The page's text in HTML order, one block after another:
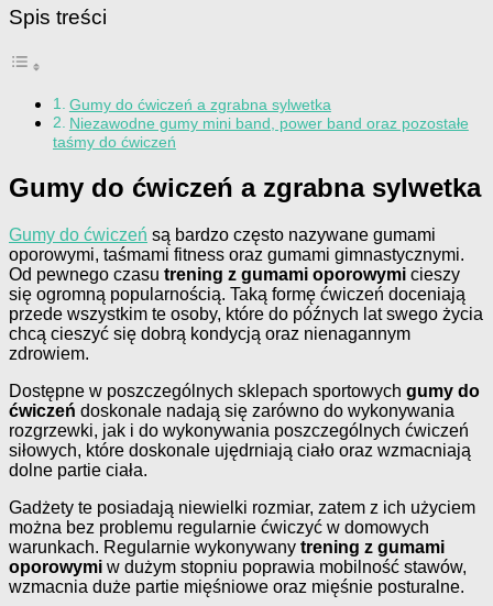
Spis treści
Gumy do ćwiczeń a zgrabna sylwetka
Niezawodne gumy mini band, power band oraz pozostałe
taśmy do ćwiczeń
Gumy do ćwiczeń a zgrabna sylwetka
Gumy do ćwiczeń są bardzo często nazywane gumami
oporowymi, taśmami fitness oraz gumami gimnastycznymi.
Od pewnego czasu trening z gumami oporowymi cieszy
się ogromną popularnością. Taką formę ćwiczeń doceniają
przede wszystkim te osoby, które do późnych lat swego życia
chcą cieszyć się dobrą kondycją oraz nienagannym
zdrowiem.
Dostępne w poszczególnych sklepach sportowych gumy do
ćwiczeń doskonale nadają się zarówno do wykonywania
rozgrzewki, jak i do wykonywania poszczególnych ćwiczeń
siłowych, które doskonale ujędrniają ciało oraz wzmacniają
dolne partie ciała.
Gadżety te posiadają niewielki rozmiar, zatem z ich użyciem
można bez problemu regularnie ćwiczyć w domowych
warunkach. Regularnie wykonywany trening z gumami
oporowymi w dużym stopniu poprawia mobilność stawów,
wzmacnia duże partie mięśniowe oraz mięśnie posturalne.